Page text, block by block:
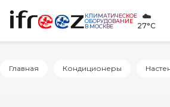
КЛИМАТИЧЕСКОЕ
ОБОРУДОВАНИЕ
В МОСКВЕ
☁️
27°C
Главная Кондиционеры